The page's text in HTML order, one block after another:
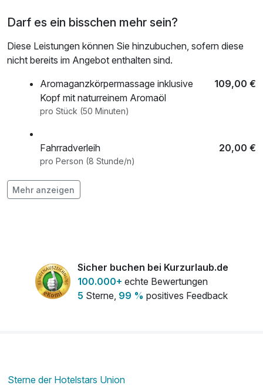
Darf es ein bisschen mehr sein?
Diese Leistungen können Sie hinzubuchen, sofern diese
nicht bereits im Angebot enthalten sind.
Aromaganzkörpermassage inklusive
Kopf mit naturreinem Aromaöl
109,00 €
pro Stück (50 Minuten)
Fahrradverleih 20,00 €
pro Person (8 Stunde/n)
Ganzkörperkräuterstempelmassage
inklusive Wärmepackung
pro Stück (70 Minuten)
Mehr anzeigen
Sicher buchen bei Kurzurlaub.de
100.000+ echte Bewertungen
5 Sterne, 99 % positives Feedback
Sterne der Hotelstars Union